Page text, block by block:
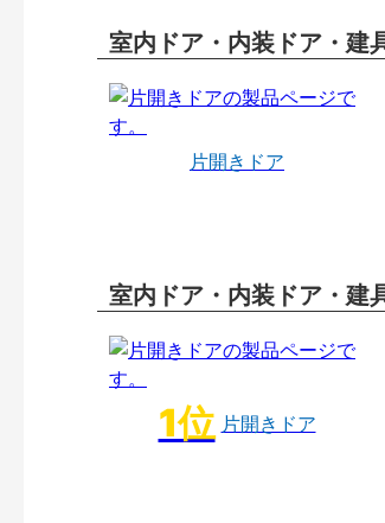
室内ドア・内装ドア・建
片開きドア
室内ドア・内装ドア・建
片開きドア